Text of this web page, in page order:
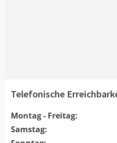
Telefonische
Montag - Freitag:
Samstag: